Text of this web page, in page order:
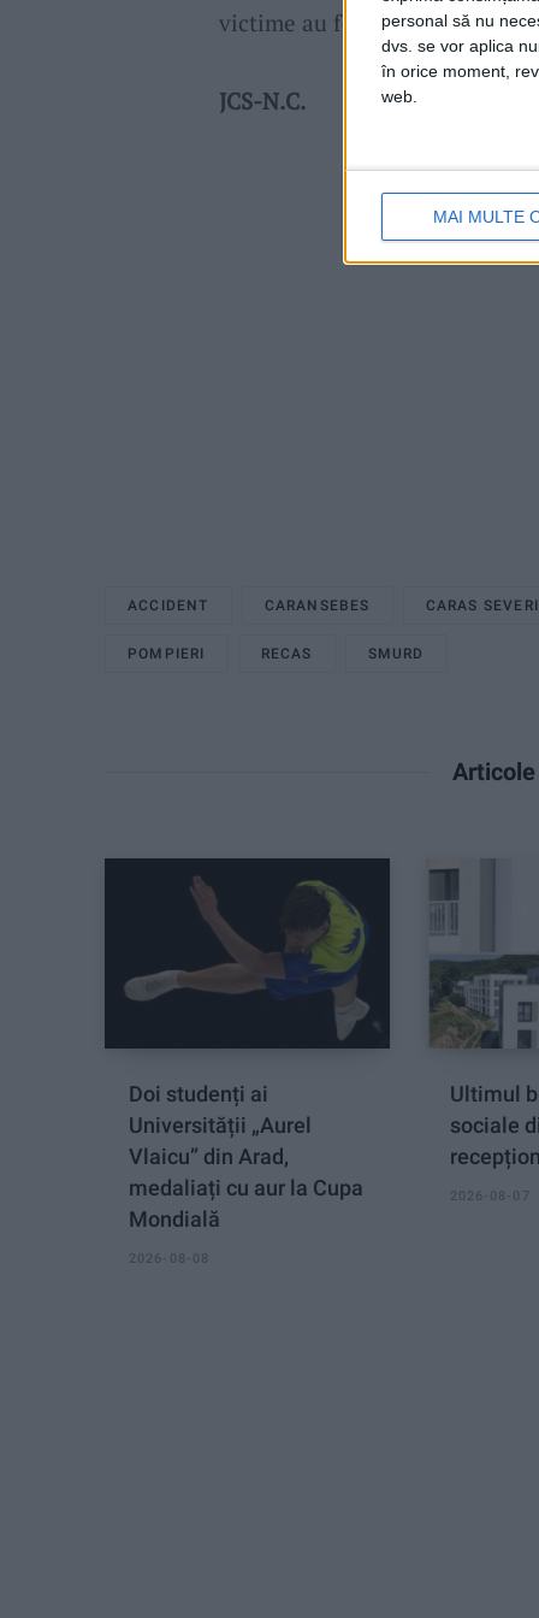
personal să nu
dvs. se vor aplica
în orice moment,
web.
MAI MULTE
victime au fost transportate
JCS-N.C.
ACCIDENT CARANSEBES CARAS
POMPIERI RECAS SMURD
Doi studenți ai
Universității „Aurel
Vlaicu” din Arad,
medaliați cu aur la Cupa
Mondială
2026-08-08
Ultimul
sociale
2026-08-07